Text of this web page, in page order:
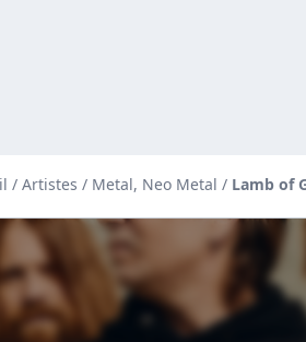
/ Artistes / Metal, Neo Metal / Lamb of